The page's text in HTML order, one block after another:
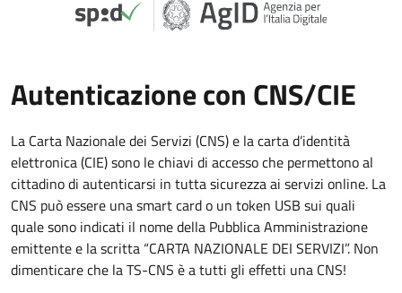
Autenticazione con CNS/CIE
La Carta Nazionale dei Servizi (CNS) e la carta d’identità
elettronica (CIE) sono le chiavi di accesso che permettono al
cittadino di autenticarsi in tutta sicurezza ai servizi online. La
CNS può essere una smart card o un token USB sui quali
quale sono indicati il nome della Pubblica Amministrazione
emittente e la scritta “CARTA NAZIONALE DEI SERVIZI”. Non
dimenticare che la TS-CNS è a tutti gli effetti una CNS!